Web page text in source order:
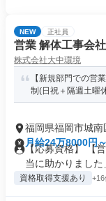
NEW 正社員
営業 解体工事会
株式会社大中環境
【新規部門での営
制(日祝＋隔週土曜
福岡県福岡市城南
月給24万8000円
【応募資格】 【
当に助かりました
資格取得支援あり +16